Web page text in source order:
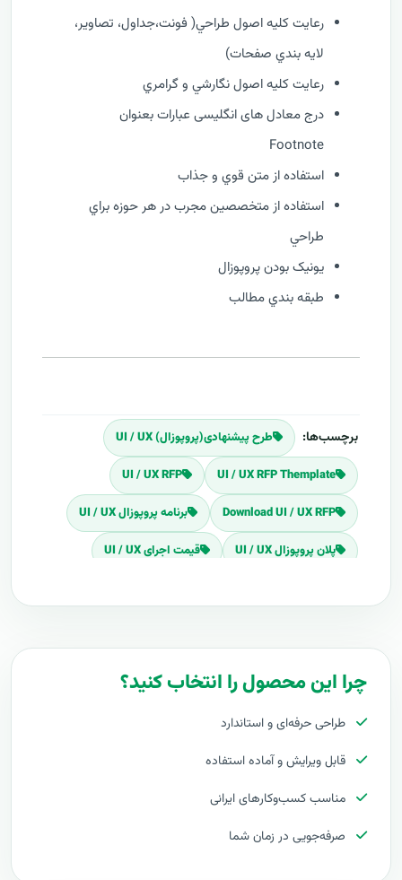
رعايت کليه اصول طراحي( فونت،جداول، تصاوير،
لايه بندي صفحات)
رعايت کليه اصول نگارشي و گرامري
درج معادل های انگلیسی عبارات بعنوان
Footnote
استفاده از متن قوي و جذاب
استفاده از متخصصين مجرب در هر حوزه براي
طراحي
يونيک بودن پروپوزال
طبقه بندي مطالب
برچسب‌ها: طرح پیشنهادی(پروپوزال) UI / UX
UI / UX RFP Themplate
UI / UX RFP
Download UI / UX RFP برنامه پروپوزال UI / UX
پلان پروپوزال UI / UX قیمت اجرای UI / UX
چرا این محصول را انتخاب کنید؟
طراحی حرفه‌ای و استاندارد
قابل ویرایش و آماده استفاده
مناسب کسب‌وکارهای ایرانی
صرفه‌جویی در زمان شما